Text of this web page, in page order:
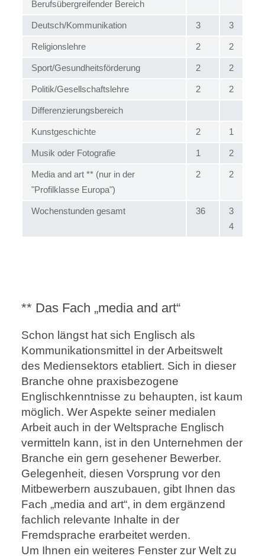
Berufsübergreifender Bereich
Deutsch/Kommunikation 3 3
Religionslehre 2 2
Sport/Gesundheitsförderung 2 2
Politik/Gesellschaftslehre 2 2
Differenzierungsbereich
Kunstgeschichte 2 1
Musik oder Fotografie 1 2
Media and art ** (nur in der
"Profilklasse Europa")
2 2
Wochenstunden gesamt 36
3
4
** Das Fach „media and art“
Schon längst hat sich Englisch als
Kommunikationsmittel in der Arbeitswelt
des Mediensektors etabliert. Sich in dieser
Branche ohne praxisbezogene
Englischkenntnisse zu behaupten, ist kaum
möglich. Wer Aspekte seiner medialen
Arbeit auch in der Weltsprache Englisch
vermitteln kann, ist in den Unternehmen der
Branche ein gern gesehener Bewerber.
Gelegenheit, diesen Vorsprung vor den
Mitbewerbern auszubauen, gibt Ihnen das
Fach „media and art“, in dem ergänzend
fachlich relevante Inhalte in der
Fremdsprache erarbeitet werden.
Um Ihnen ein weiteres Fenster zur Welt zu